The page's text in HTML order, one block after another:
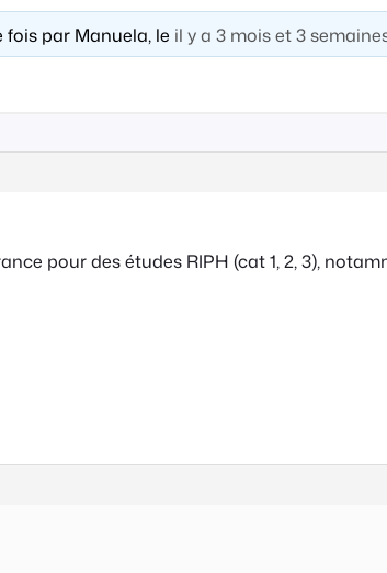
par Manuela, le il y a 3 mois et 3
pour des études RIPH (cat 1, 2, 3),